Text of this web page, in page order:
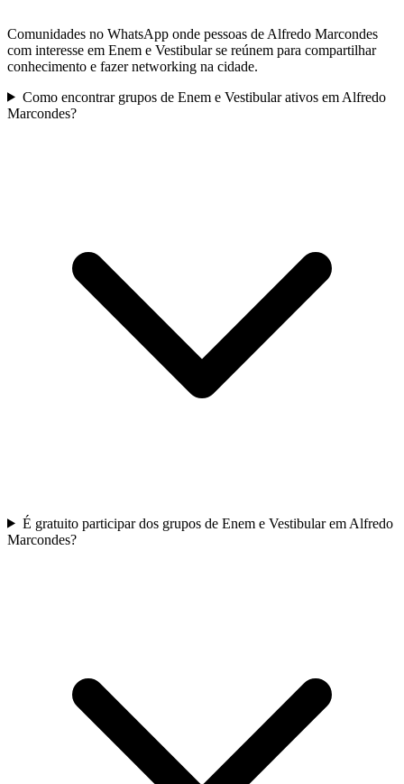
Comunidades no WhatsApp onde pessoas de Alfredo Marcondes
com interesse em Enem e Vestibular se reúnem para compartilhar
conhecimento e fazer networking na cidade.
Como encontrar grupos de Enem e Vestibular ativos em Alfredo
Marcondes?
É gratuito participar dos grupos de Enem e Vestibular em Alfredo
Marcondes?